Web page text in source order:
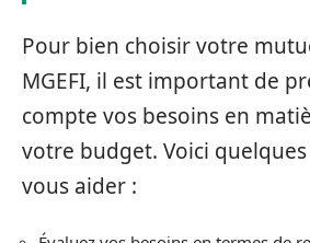
Pour bien choisir votre
MGEFI, il est important de
compte vos besoins en
votre budget. Voici
vous aider :